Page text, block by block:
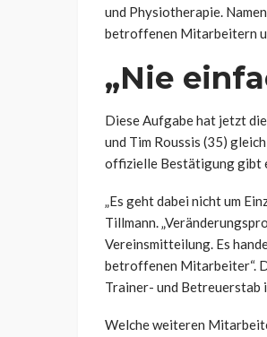
und Physiotherapie.
betroffenen Mitarbeitern
„Nie
Diese Aufgabe hat jetzt die
und Tim Roussis (35)
offizielle Bestätigung gibt
„Es geht dabei nicht um
Tillmann.
Vereinsmitteilung. Es
betroffenen Mitarbeiter“.
Trainer- und Betreuerstab
Welche weiteren